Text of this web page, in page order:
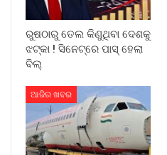
ରୁଷଠାରୁ ତେଲ କିଣୁଥିବା ଦେଶକୁ
ଝଟ୍‌କା ! ସିନେଟ୍‌ରେ ପାସ୍ ହେଲା
ବିଲ୍
ଆଜିର ଖବର